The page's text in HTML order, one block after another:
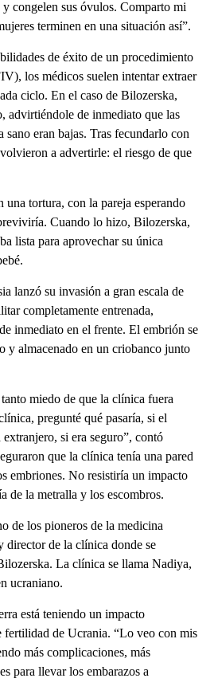
y congelen sus óvulos. Comparto mi
terminen en una situación así”.
de éxito de un procedimiento
los médicos suelen intentar extraer
ciclo. En el caso de Bilozerska,
advirtiéndole de inmediato que las
sano eran bajas. Tras fecundarlo con
a advertirle: el riesgo de que
una tortura, con la pareja esperando
Cuando lo hizo, Bilozerska,
lista para aprovechar su única
lanzó su invasión a gran escala de
completamente entrenada,
inmediato en el frente. El embrión se
y almacenado en un criobanco junto
miedo de que la clínica fuera
pregunté qué pasaría, si el
si era seguro”, contó
que la clínica tenía una pared
embriones. No resistiría un impacto
de la metralla y los escombros.
de los pioneros de la medicina
director de la clínica donde se
La clínica se llama Nadiya,
ucraniano.
está teniendo un impacto
fertilidad de Ucrania. “Lo veo con mis
más complicaciones, más
para llevar los embarazos a